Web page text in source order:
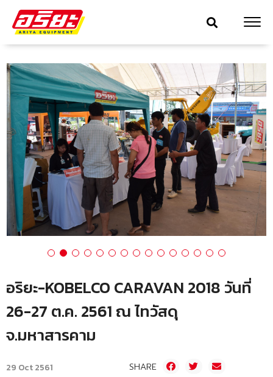
อริยะ-KOBELCO CARAVAN 2018 วันที่
26-27 ต.ค. 2561 ณ ไทวัสดุ
จ.มหาสารคาม
29 Oct 2561 SHARE